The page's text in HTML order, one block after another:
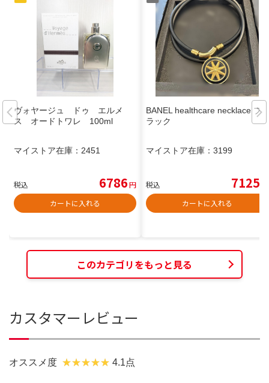
ヴォヤージュ ドゥ エルメ
ス オードトワレ 100ml
マイストア在庫： 2451
税込 6786円
カートに入れる
BANEL healthcare necklace ブ
ラック
マイストア在庫： 3199
税込 7125
カートに入れる
このカテゴリをもっと見る
カスタマーレビュー
オススメ度 4.1点